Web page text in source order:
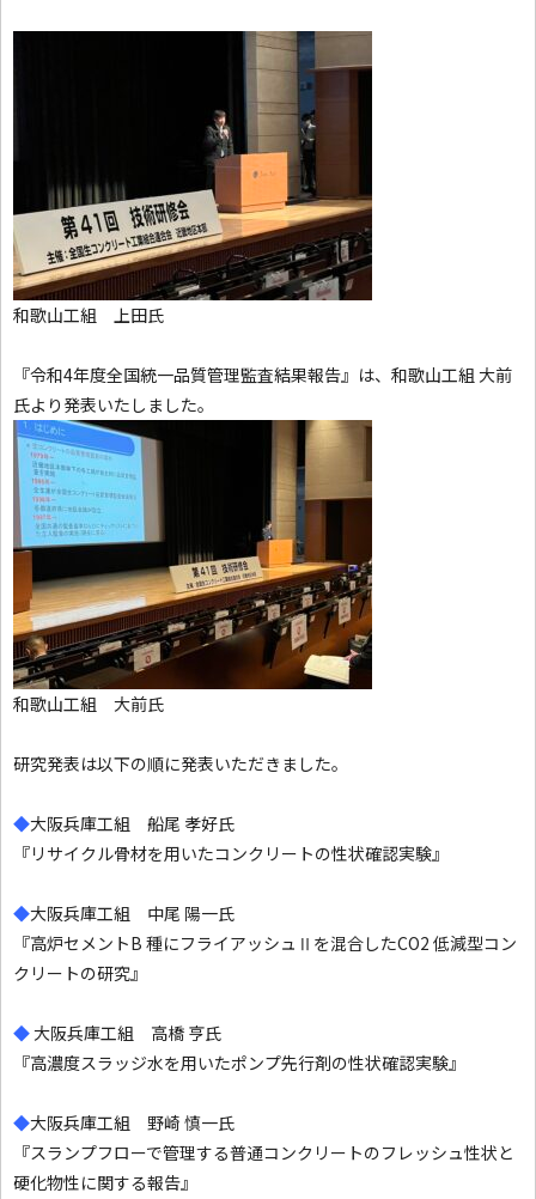
和歌山工組 上田氏
『令和4年度全国統一品質管理監査結果報告』は、和歌山工組 大前
氏より発表いたしました。
和歌山工組 大前氏
研究発表は以下の順に発表いただきました。
◆大阪兵庫工組 船尾 孝好氏
『リサイクル骨材を用いたコンクリートの性状確認実験』
◆大阪兵庫工組 中尾 陽一氏
『高炉セメントB 種にフライアッシュⅡを混合したCO2 低減型コン
クリートの研究』
◆大阪兵庫工組 高橋 亨氏
『高濃度スラッジ水を用いたポンプ先行剤の性状確認実験』
◆大阪兵庫工組 野崎 慎一氏
『スランプフローで管理する普通コンクリートのフレッシュ性状と
硬化物性に関する報告』